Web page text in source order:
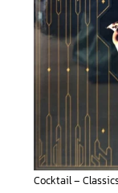
Cocktail –